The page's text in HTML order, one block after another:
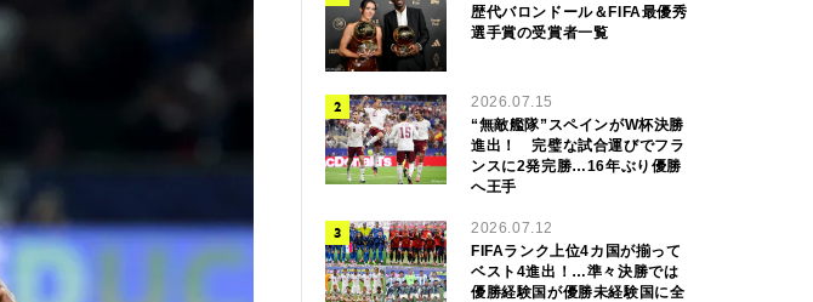
歴代バロンドール＆FIFA最優秀
選手賞の受賞者一覧
2026.07.15
“無敵艦隊”スペインがW杯決勝
進出！ 完璧な試合運びでフラ
ンスに2発完勝…16年ぶり優勝
へ王手
2026.07.12
FIFAランク上位4カ国が揃って
ベスト4進出！…準々決勝では
優勝経験国が優勝未経験国に全